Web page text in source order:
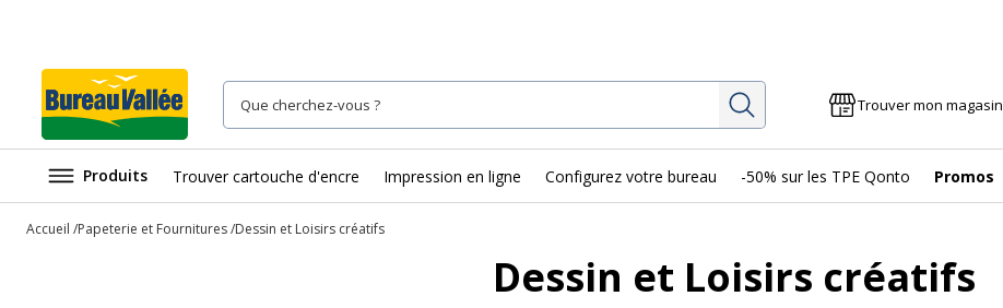
Rechercher Trouver mon magasin
Produits Trouver cartouche d'encre Impression en ligne Configurez votre bureau -50% sur les TPE Qonto Promos
Accueil Papeterie et Fournitures Dessin et Loisirs créatifs
Dessin et Loisirs créatifs